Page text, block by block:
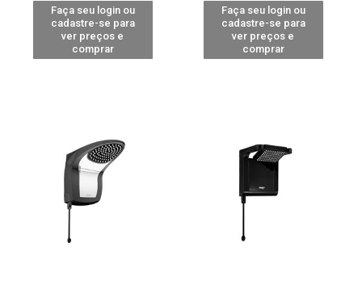
Faça seu login ou
cadastre-se para
ver preços e
comprar
Faça seu login ou
cadastre-se para
ver preços e
comprar